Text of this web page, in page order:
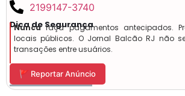
2199147-3740
Dica de Segurança
Nuncafaça pagamentos antecipados.
locais públicos. O Jornal Balcão RJ não
transações entre usuários.
🚩 Reportar Anúncio